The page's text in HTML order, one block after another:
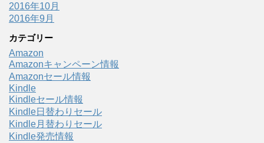
2016年10月
2016年9月
カテゴリー
Amazon
Amazonキャンペーン情報
Amazonセール情報
Kindle
Kindleセール情報
Kindle日替わりセール
Kindle月替わりセール
Kindle発売情報